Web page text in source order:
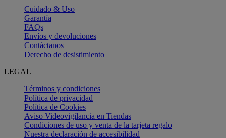
Cuidado & Uso
Garantía
FAQs
Envíos y devoluciones
Contáctanos
Derecho de desistimiento
LEGAL
Términos y condiciones
Política de privacidad
Política de Cookies
Aviso Videovigilancia en Tiendas
Condiciones de uso y venta de la tarjeta regalo
Nuestra declaración de accesibilidad